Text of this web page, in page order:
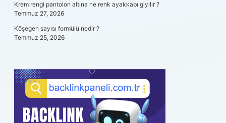
Krem rengi pantolon altına ne renk ayakkabı giyilir ?
Temmuz 27, 2026
Köşegen sayısı formülü nedir ?
Temmuz 25, 2026